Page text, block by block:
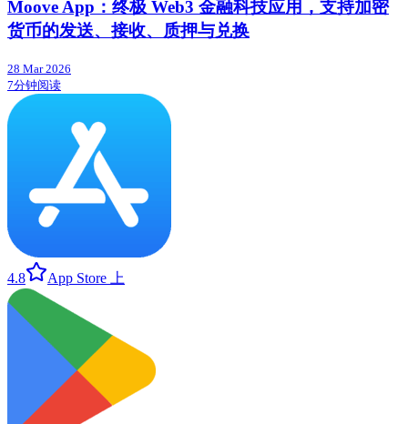
Moove App：终极 Web3 金融科技应用，支持加密
货币的发送、接收、质押与兑换
28 Mar 2026
7分钟阅读
4.8 App Store 上